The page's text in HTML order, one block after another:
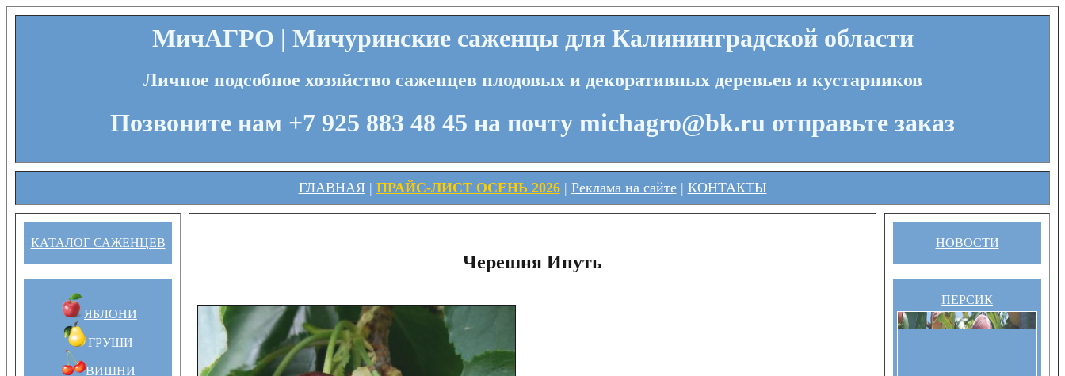
МичАГРО | Мичуринские саженцы для Калининградской области
Личное подсобное хозяйство саженцев плодовых и декоративных деревьев и кустарников
Позвоните нам +7 925 883 48 45 на почту michagro@bk.ru отправьте заказ
ГЛАВНАЯ| ПРАЙС-ЛИСТ ОСЕНЬ 2026| Реклама на сайте| КОНТАКТЫ
КАТАЛОГ САЖЕНЦЕВ
ЯБЛОНИ
ГРУШИ
ВИШНИ
Черешня Ипуть
НОВОСТИ
ПЕРСИК